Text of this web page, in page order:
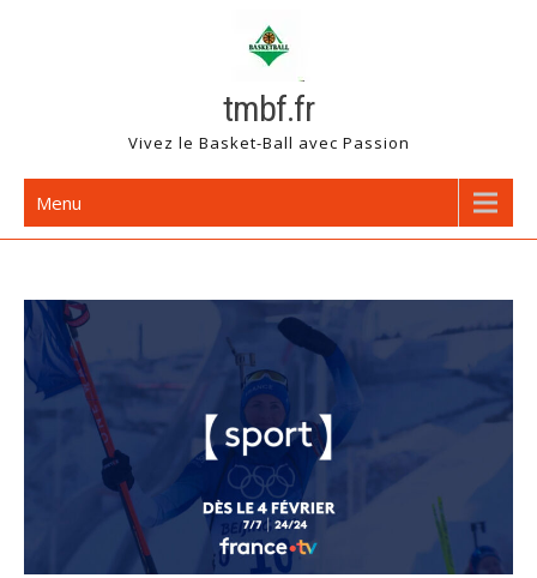
tmbf.fr
Vivez le Basket-Ball avec Passion
Menu